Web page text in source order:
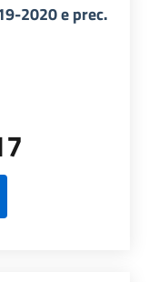
2020 e prec.